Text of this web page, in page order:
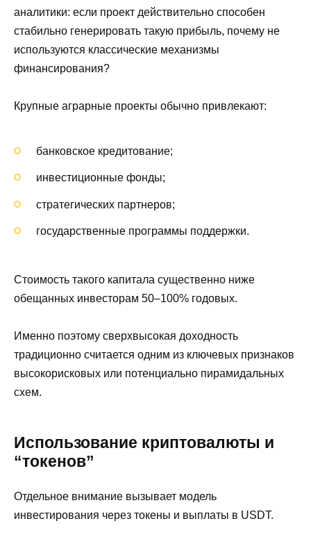
аналитики: если проект действительно способен
стабильно генерировать такую прибыль, почему не
используются классические механизмы
финансирования?
Крупные аграрные проекты обычно привлекают:
банковское кредитование;
инвестиционные фонды;
стратегических партнеров;
государственные программы поддержки.
Стоимость такого капитала существенно ниже
обещанных инвесторам 50–100% годовых.
Именно поэтому сверхвысокая доходность
традиционно считается одним из ключевых признаков
высокорисковых или потенциально пирамидальных
схем.
Использование криптовалюты и
“токенов”
Отдельное внимание вызывает модель
инвестирования через токены и выплаты в USDT.